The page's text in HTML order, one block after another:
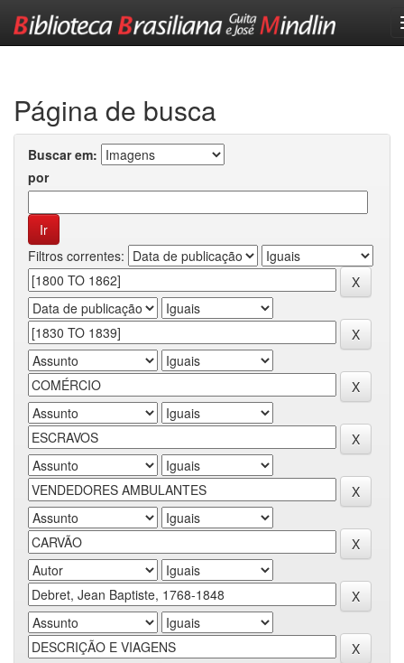
Página de busca
Buscar em:
por
Filtros correntes: